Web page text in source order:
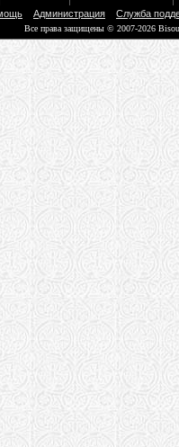
Администрация Служба
Все права защищены © 2007-2026